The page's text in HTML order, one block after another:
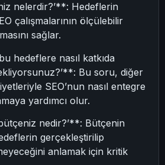
nelerdir?’**: Hedeflerin
çalışmalarının ölçülebilir
sağlar.
hedeflere nasıl katkıda
Bu soru, diğer
SEO’nun nasıl entegre
yardımcı olur.
nedir?’**: Bütçenin
gerçekleştirilip
anlamak için kritik